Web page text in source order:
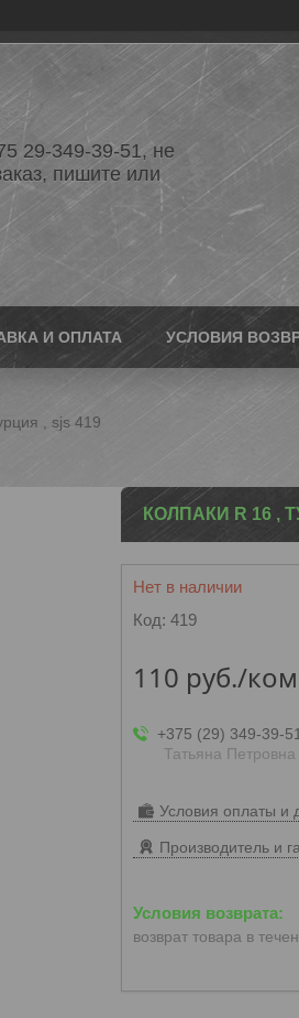
29-349-39-51, не
пишите или
И ОПЛАТА УСЛОВИЯ
, sjs 419
КОЛПАКИ R 16 ,
Нет в наличии
Код: 419
110 руб./
+375 (29) 349-39-51
Татьяна Петровна
Условия оплаты и
Производитель и
возврат товара в